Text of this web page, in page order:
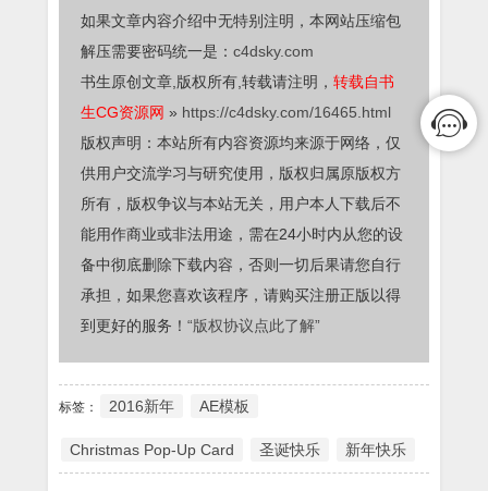
如果文章内容介绍中无特别注明，本网站压缩包
解压需要密码统一是： c4dsky.com
书生原创文章,版权所有,转载请注明， 转载自书
生CG资源网 » https://c4dsky.com/16465.html
版权声明：本站所有内容资源均来源于网络，仅
供用户交流学习与研究使用，版权归属原版权方
所有，版权争议与本站无关，用户本人下载后不
能用作商业或非法用途，需在24小时内从您的设
备中彻底删除下载内容，否则一切后果请您自行
承担，如果您喜欢该程序，请购买注册正版以得
到更好的服务！ “版权协议点此了解”
标签： 2016新年 AE模板
Christmas Pop-Up Card 圣诞快乐 新年快乐